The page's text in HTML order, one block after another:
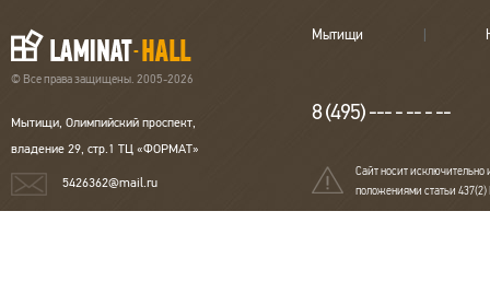
© Все права защищены. 2005-2026
Мытищи, Олимпийский проспект,
владение 29, стр.1 ТЦ «ФОРМАТ»
5426362@mail.ru
Мытищи
8 (495) --- - -- - --
Сайт носит исключительно
положениями статьи